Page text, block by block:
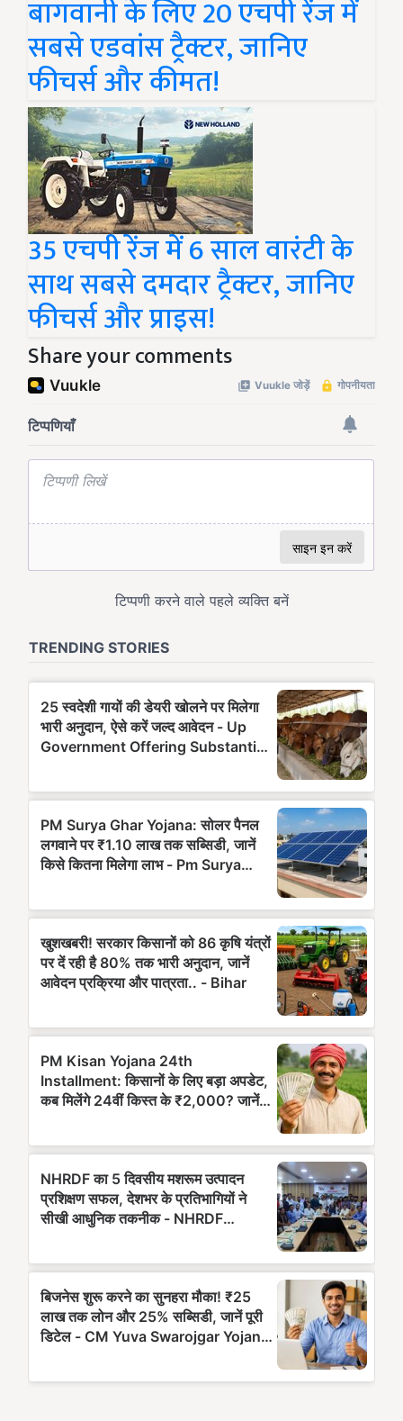
बागवानी के लिए 20 एचपी रेंज में
सबसे एडवांस ट्रैक्टर, जानिए
फीचर्स और कीमत!
35 एचपी रेंज में 6 साल वारंटी के
साथ सबसे दमदार ट्रैक्टर, जानिए
फीचर्स और प्राइस!
Share your comments